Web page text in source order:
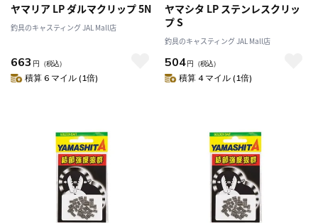
ヤマリア LP ダルマクリップ 5N
釣具のキャスティング JAL Mall店
663 円 （税込）
積算 6 マイル (1倍)
ヤマシタ LP ステンレスクリッ
プ S
釣具のキャスティング JAL Mall店
504円 （税込）
積算 4 マイル (1倍)